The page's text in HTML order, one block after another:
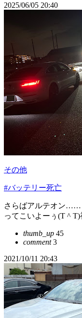
2025/06/05 20:40
その他
#バッテリー死亡
さらばアルテオン
ってこいよーぅ(T ^ T)
thumb_up 45
comment3
2021/10/11 20:43